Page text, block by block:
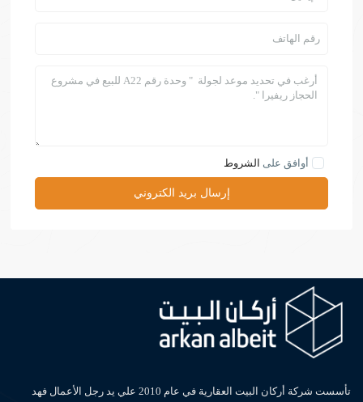
أوافق على الشروط
تأسست شركة أركان البيت العقارية في عام 2010 علي يد رجل الأعمال فهد